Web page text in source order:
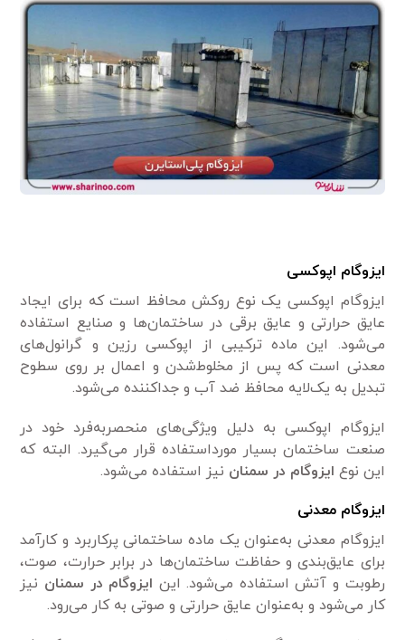
ایزوگام اپوکسی
ایزوگام اپوکسی یک نوع روکش محافظ است که برای ایجاد
عایق حرارتی و عایق برقی در ساختمان‌ها و صنایع استفاده
می‌شود. این ماده ترکیبی از اپوکسی رزین و گرانول‌های
معدنی است که پس از مخلوط‌شدن و اعمال بر روی سطوح
تبدیل به یک‌لایه محافظ ضد آب و جداکننده می‌شود.
ایزوگام اپوکسی به دلیل ویژگی‌های منحصربه‌فرد خود در
صنعت ساختمان بسیار مورداستفاده قرار می‌گیرد. البته که
این نوع ایزوگام در سمنان نیز استفاده می‌شود.
ایزوگام معدنی
ایزوگام معدنی به‌عنوان یک ماده ساختمانی پرکاربرد و کارآمد
برای عایق‌بندی و حفاظت ساختمان‌ها در برابر حرارت، صوت،
رطوبت و آتش استفاده می‌شود. این ایزوگام در سمنان نیز
کار می‌شود و به‌عنوان عایق حرارتی و صوتی به کار می‌رود.